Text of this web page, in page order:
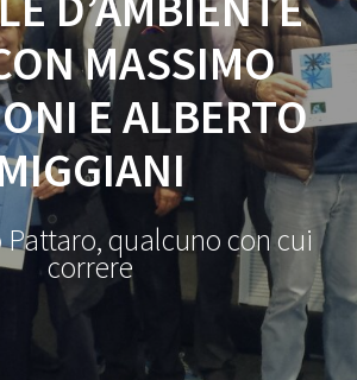
MASSIMO
E ALBERTO
qualcuno con cui
correre